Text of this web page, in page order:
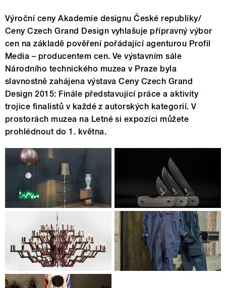
Výroční ceny Akademie designu České republiky/
Ceny Czech Grand Design vyhlašuje přípravný výbor
cen na základě pověření pořádající agenturou Profil
Media – producentem cen. Ve výstavním sále
Národního technického muzea v Praze byla
slavnostně zahájena výstava Ceny Czech Grand
Design 2015: Finále představující práce a aktivity
trojice finalistů v každé z autorských kategorií. V
prostorách muzea na Letné si expozici můžete
prohlédnout do 1. května.